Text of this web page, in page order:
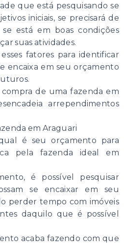
que está pesquisando se
iniciais, se precisará de
está em boas condições
suas atividades.
fatores para identificar
encaixa em seu orçamento
compra de uma fazenda em
arrependimentos
em Araguari
é seu orçamento para
pela fazenda ideal em
é possível pesquisar
se encaixar em seu
perder tempo com imóveis
daquilo que é possível
acaba fazendo com que